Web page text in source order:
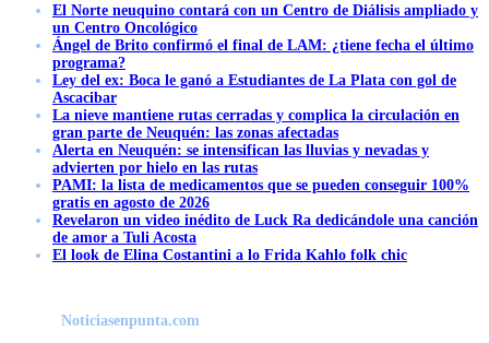
El Norte neuquino contará con un Centro de Diálisis ampliado y
un Centro Oncológico
Ángel de Brito confirmó el final de LAM: ¿tiene fecha el último
programa?
Ley del ex: Boca le ganó a Estudiantes de La Plata con gol de
Ascacibar
La nieve mantiene rutas cerradas y complica la circulación en
gran parte de Neuquén: las zonas afectadas
Alerta en Neuquén: se intensifican las lluvias y nevadas y
advierten por hielo en las rutas
PAMI: la lista de medicamentos que se pueden conseguir 100%
gratis en agosto de 2026
Revelaron un video inédito de Luck Ra dedicándole una canción
de amor a Tuli Acosta
El look de Elina Costantini a lo Frida Kahlo folk chic
Noticiasenpunta.com